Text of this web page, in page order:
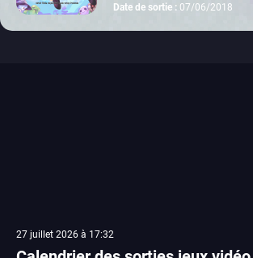
Date de sortie : 07/06/2018
27 juillet 2026 à 17:32